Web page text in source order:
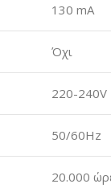
130 mA
Όχι
220-240V
50/60Hz
20.000